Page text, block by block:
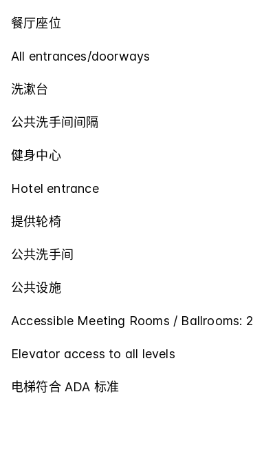
餐厅座位
All entrances/doorways
洗漱台
公共洗手间间隔
健身中心
Hotel entrance
提供轮椅
公共洗手间
公共设施
Accessible Meeting Rooms / Ballrooms: 2
Elevator access to all levels
电梯符合 ADA 标准